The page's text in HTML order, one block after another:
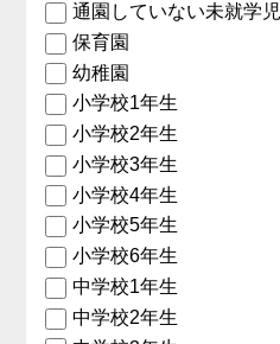
通園していない未就学児
保育園
幼稚園
小学校1年生
小学校2年生
小学校3年生
小学校4年生
小学校5年生
小学校6年生
中学校1年生
中学校2年生